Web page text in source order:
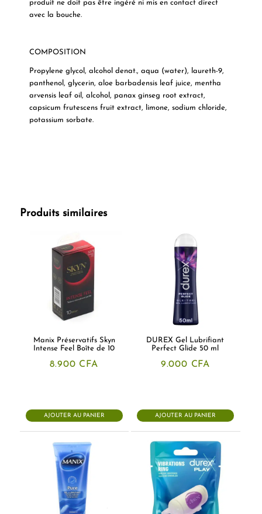
produit ne doit pas être ingéré ni mis en contact direct
avec la bouche.
COMPOSITION
Propylene glycol, alcohol denat., aqua (water), laureth-9,
panthenol, glycerin, aloe barbadensis leaf juice, mentha
arvensis leaf oil, alcohol, panax ginseg root extract,
capsicum frutescens fruit extract, limone, sodium chloride,
potassium sorbate.
Produits similaires
Manix Préservatifs Skyn
Intense Feel Boîte de 10
8.900 CFA
AJOUTER AU PANIER
DUREX Gel Lubrifiant
Perfect Glide 50 ml
9.000 CFA
AJOUTER AU PANIER